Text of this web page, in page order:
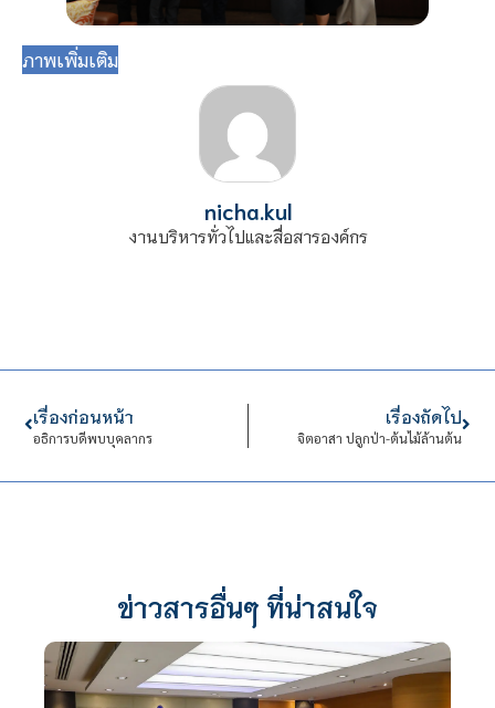
ภาพเพิ่มเติม
nicha.kul
งานบริหารทั่วไปและสื่อสารองค์กร
เรื่องก่อนหน้า
อธิการบดีพบบุคลากร
เรื่องถัดไป
จิตอาสา ปลูกป่า-ต้นไม้ล้านต้น
ข่าวสารอื่นๆ ที่น่าสนใจ